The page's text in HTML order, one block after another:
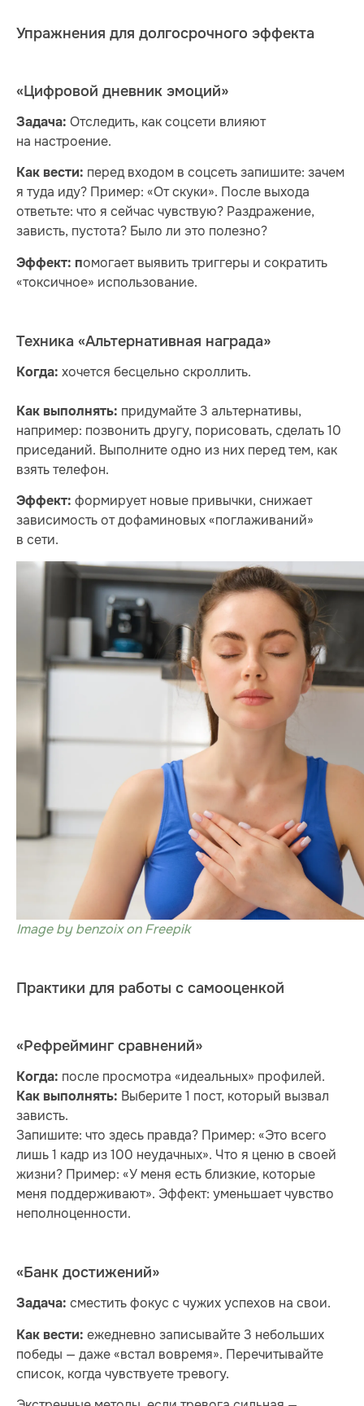
Упражнения для долгосрочного эффекта
«Цифровой дневник эмоций»
Задача: Отследить, как соцсети влияют
на настроение.
Как вести: перед входом в соцсеть запишите: зачем
я туда иду? Пример: «От скуки». После выхода
ответьте: что я сейчас чувствую? Раздражение,
зависть, пустота? Было ли это полезно?
Эффект: помогает выявить триггеры и сократить
«токсичное» использование.
Техника «Альтернативная награда»
Когда: хочется бесцельно скроллить.
Как выполнять: придумайте 3 альтернативы,
например: позвонить другу, порисовать, сделать 10
приседаний. Выполните одно из них перед тем, как
взять телефон.
Эффект: формирует новые привычки, снижает
зависимость от дофаминовых «поглаживаний»
в сети.
Image by benzoix on Freepik
Практики для работы с самооценкой
«Рефрейминг сравнений»
Когда: после просмотра «идеальных» профилей.
Как выполнять: Выберите 1 пост, который вызвал
зависть.
Запишите: что здесь правда? Пример: «Это всего
лишь 1 кадр из 100 неудачных». Что я ценю в своей
жизни? Пример: «У меня есть близкие, которые
меня поддерживают». Эффект: уменьшает чувство
неполноценности.
«Банк достижений»
Задача: сместить фокус с чужих успехов на свои.
Как вести: ежедневно записывайте 3 небольших
победы — даже «встал вовремя». Перечитывайте
список, когда чувствуете тревогу.